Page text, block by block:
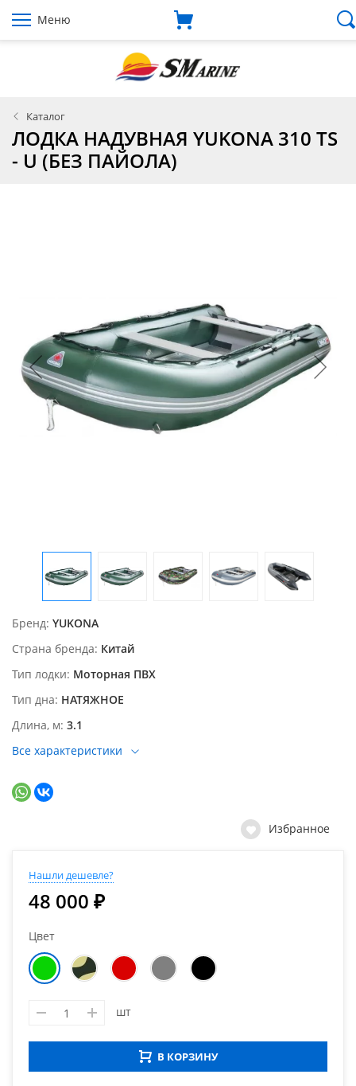
Меню
Каталог
ЛОДКА НАДУВНАЯ YUKONA 310 TS
- U (БЕЗ ПАЙОЛА)
Бренд YUKONA
Страна бренда Китай
Тип лодки Моторная ПВХ
Тип дна НАТЯЖНОЕ
Длина, м 3.1
Все характеристики
Избранное
Нашли дешевле?
48 000 ₽
Цвет
шт
В КОРЗИНУ